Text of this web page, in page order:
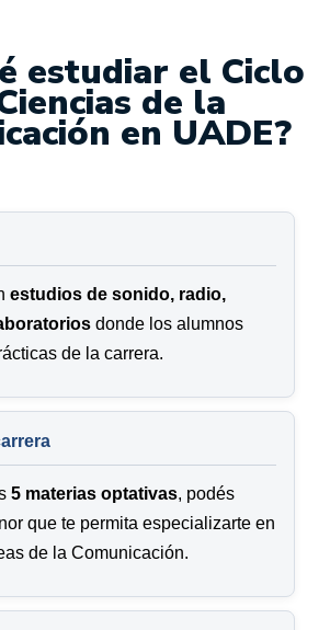
estudiar el Ciclo
de la
en UADE?
estudios de sonido, radio,
donde los alumnos
de la carrera.
5 materias optativas, podés
que te permita especializarte en
de la Comunicación.